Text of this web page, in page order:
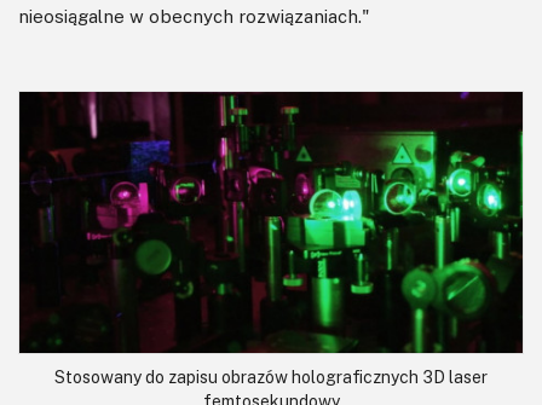
nieosiągalne w obecnych rozwiązaniach."
Stosowany do zapisu obrazów holograficznych 3D laser